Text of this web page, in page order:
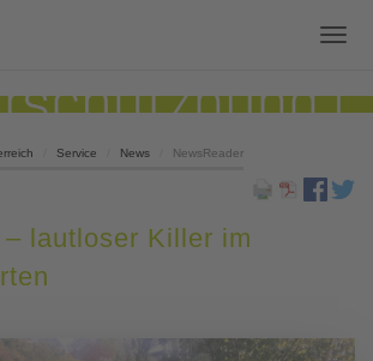
Service News NewsReader
– lautloser Killer im